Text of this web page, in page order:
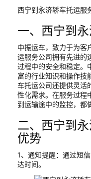
西宁到永济轿车托运服
一、西宁到
中振运车，致力于为客
运服务公司拥有先进的
过程中的安全和稳定。
富的行业知识和操作技
车托运公司还提供灵活
性化需求。在服务过程
到运输途中的监控，都
二、西宁到
优势
1、通知提醒：通过短
达时间。